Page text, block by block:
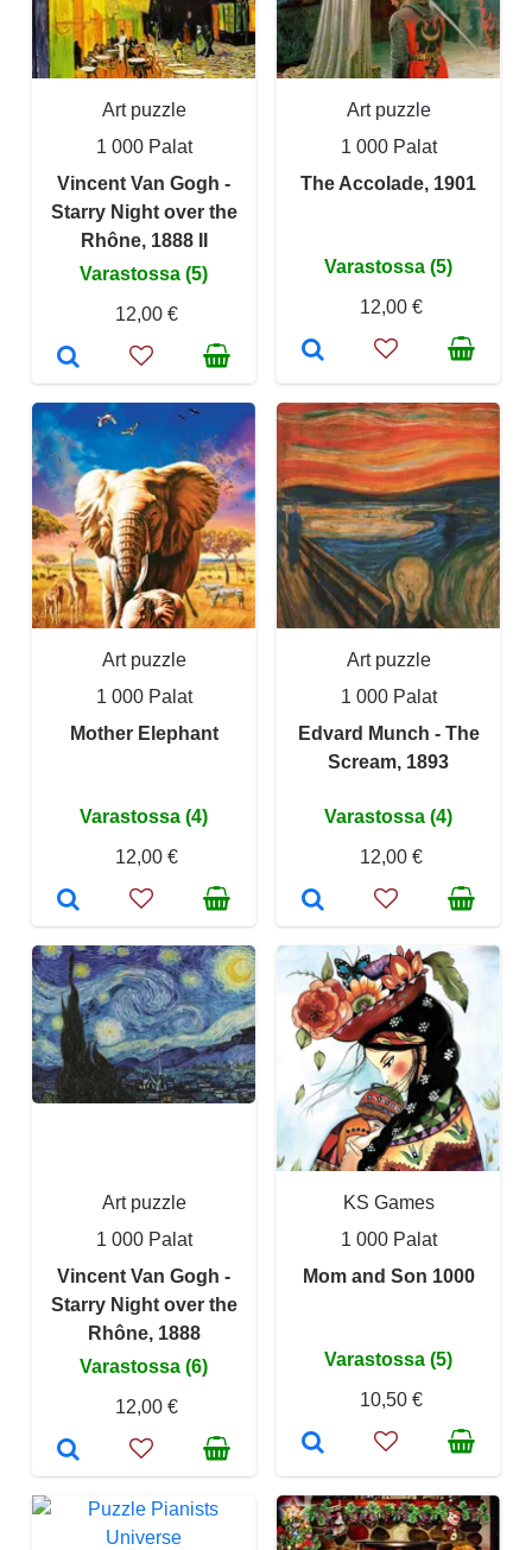
Art puzzle
1 000 Palat
Vincent Van Gogh -
Starry Night over the
Rhône, 1888 II
Varastossa (5)
12,00 €
Art puzzle
1 000 Palat
The Accolade, 1901
Varastossa (5)
12,00 €
Art puzzle
1 000 Palat
Mother Elephant
Varastossa (4)
12,00 €
Art puzzle
1 000 Palat
Edvard Munch - The
Scream, 1893
Varastossa (4)
12,00 €
Art puzzle
1 000 Palat
Vincent Van Gogh -
Starry Night over the
Rhône, 1888
Varastossa (6)
12,00 €
KS Games
1 000 Palat
Mom and Son 1000
Varastossa (5)
10,50 €